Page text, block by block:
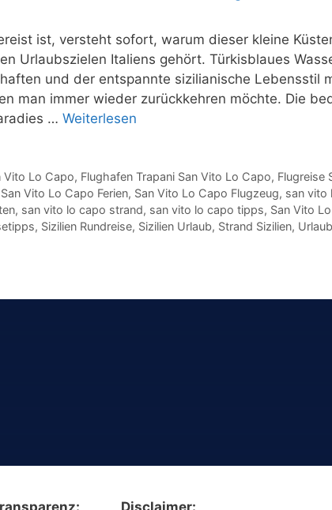
ist, versteht sofort, warum dieser kleine
Urlaubszielen Italiens gehört. Türkisblaues
und der entspannte sizilianische Lebensstil
man immer wieder zurückkehren möchte. Die
… Weiterlesen
Vito Lo Capo, Flughafen Trapani San Vito Lo Capo, Flugreise
San Vito Lo Capo Ferien, San Vito Lo Capo Flugzeug, san vito
, san vito lo capo strand, san vito lo capo tipps, San Vito
, Sizilien Rundreise, Sizilien Urlaub, Strand Sizilien,
Disclaimer: